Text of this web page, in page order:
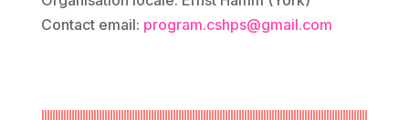
Contact email: program.cshps@gmail.com